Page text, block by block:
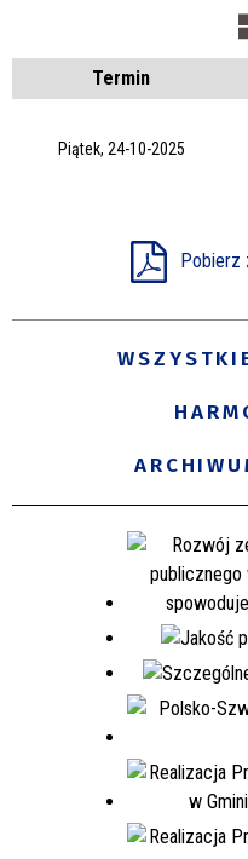
Kategoria
Trwające w zakresie
Termin
Piątek, 24-10-2025
Pobierz